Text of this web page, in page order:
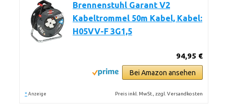
Brennenstuhl Garant V2
Kabeltrommel 50m Kabel, Kabel:
H05VV-F 3G1,5
94,95 €
Bei Amazon ansehen
* Anzeige Preis inkl. MwSt., zzgl. Versandkosten